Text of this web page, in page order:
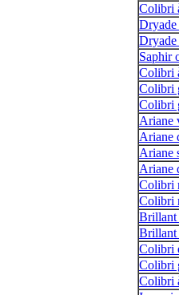
Colibri
Dryade
Dryade
Saphir
Colibri
Colibri
Colibri
Ariane
Ariane
Ariane
Ariane
Colibri
Colibri
Brillant
Brillant
Colibri
Colibri
Colibri